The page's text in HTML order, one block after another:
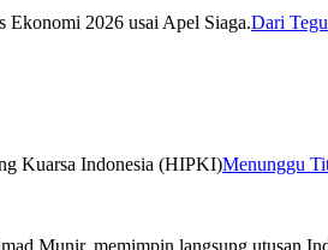
Dari
Menunggu